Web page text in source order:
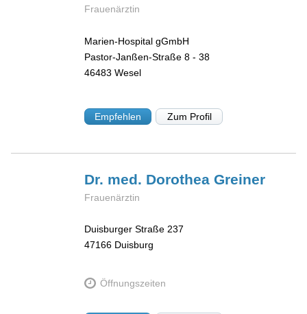
Frauenärztin
Marien-Hospital gGmbH
Pastor-Janßen-Straße 8 - 38
46483 Wesel
Empfehlen Zum Profil
Dr. med. DorotheaGreiner
Frauenärztin
Duisburger Straße 237
47166 Duisburg
Öffnungszeiten